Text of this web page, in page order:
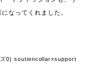
なってくれました。
ズ0) soutiencollar×support